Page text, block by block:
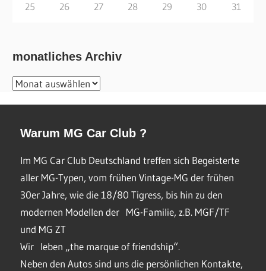
25 26 27 28 29 30 31
monatliches Archiv
monatliches
Warum MG Car Club ?
Im MG Car Club Deutschland treffen sich Begeisterte
aller MG-Typen, vom frühen Vintage-MG der frühen
30er Jahre, wie die 18/80 Tigress, bis hin zu den
modernen Modellen der MG-Familie, z.B. MGF/TF
und MG ZT
Wir leben „the marque of friendship“.
Neben den Autos sind uns die persönlichen Kontakte,